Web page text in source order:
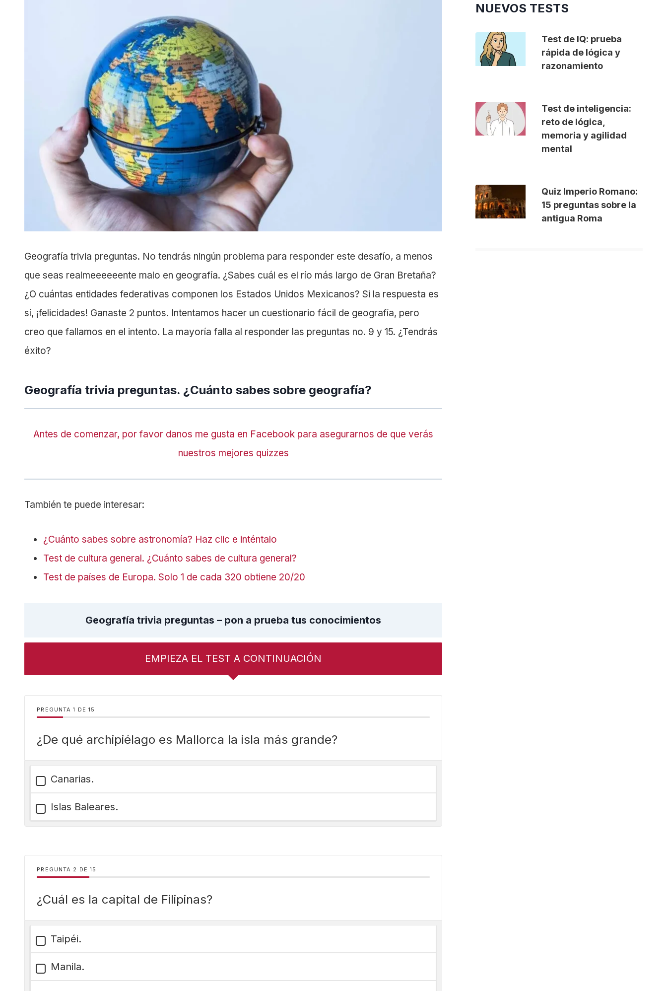
Geografía trivia preguntas. No tendrás ningún problema para responder este desafío, a menos
que seas realmeeeeeente malo en geografía. ¿Sabes cuál es el río más largo de Gran Bretaña?
¿O cuántas entidades federativas componen los Estados Unidos Mexicanos? Si la respuesta es
sí, ¡felicidades! Ganaste 2 puntos. Intentamos hacer un cuestionario fácil de geografía, pero
creo que fallamos en el intento. La mayoría falla al responder las preguntas no. 9 y 15. ¿Tendrás
éxito?
Geografía trivia preguntas. ¿Cuánto sabes sobre geografía?
Antes de comenzar, por favor danos me gusta en Facebook para asegurarnos de que verás
nuestros mejores quizzes
También te puede interesar:
¿Cuánto sabes sobre astronomía? Haz clic e inténtalo
Test de cultura general. ¿Cuánto sabes de cultura general?
Test de países de Europa. Solo 1 de cada 320 obtiene 20/20
Geografía trivia preguntas – pon a prueba tus conocimientos
EMPIEZA EL TEST A CONTINUACIÓN
PREGUNTA DE 15
¿De qué archipiélago es Mallorca la isla más grande?
Canarias.
Islas Baleares.
PREGUNTA DE 15
¿Cuál es la capital de Filipinas?
Taipéi.
Manila.
NUEVOS TESTS
Test de IQ: prueba
rápida de lógica y
razonamiento
Test de inteligencia:
reto de lógica,
memoria y agilidad
mental
Quiz Imperio Romano:
15 preguntas sobre la
antigua Roma